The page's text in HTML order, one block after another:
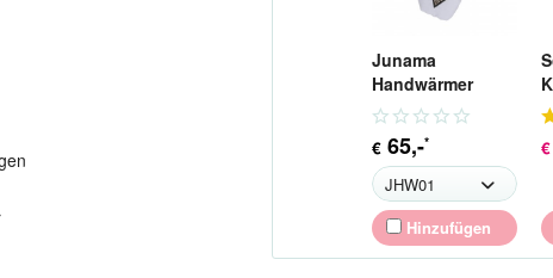
Junama
Handwärmer
Handmuff für
Kinderwagen
€ 65,-*
Hinzufügen
€